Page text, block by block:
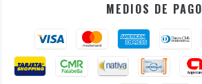
MEDIOS DE PAGO